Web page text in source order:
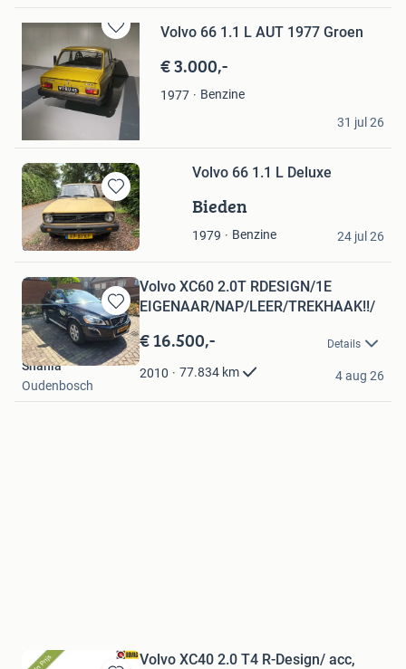
Bewaren
in
Mijn
Favorieten
Volvo 66 1.1 L AUT 1977 Groen
€ 3.000,-
1977
Benzine
Roy Kraakman
31 jul 26
Bewaren
in
Mijn
Favorieten
Volvo 66 1.1 L Deluxe
Bieden
1979 Benzine
Lindsay
Ulvenhout
24 jul 26
Bewaren
in
Mijn
Favorieten
Volvo XC60 2.0T RDESIGN/1E
EIGENAAR/NAP/LEER/TREKHAAK!!/
€ 16.500,- Details
2010 77.834 km
Shania
Oudenbosch
4 aug 26
Volvo XC40 2.0 T4 R-Design/ acc,